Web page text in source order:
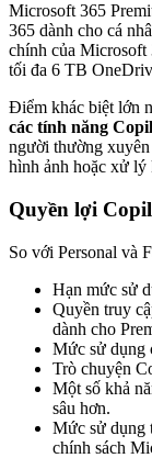
Microsoft 365
365 dành cho cá
chính của Microsoft
tối đa 6 TB
Điểm khác biệt lớn
các tính năng
người thường
hình ảnh hoặc xử
Quyền lợi
So với Personal và
Hạn mức sử
Quyền truy
dành cho
Mức sử dụng
Trò chuyện
Một số khả
sâu hơn.
Mức sử dụng
chính sách